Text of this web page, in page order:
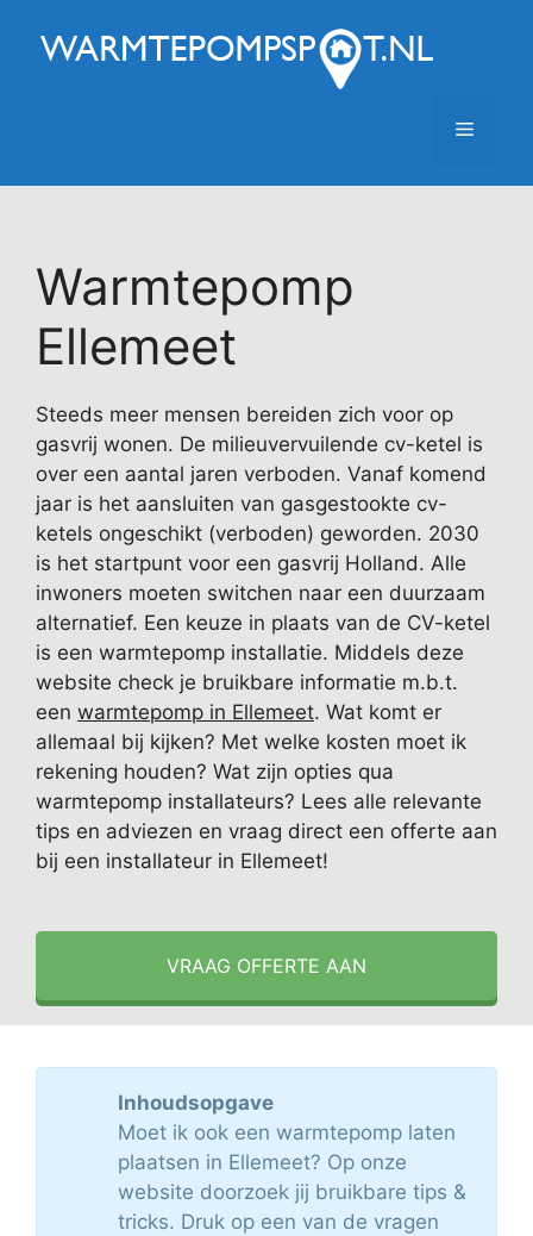
naar
Menu
Warmtepomp
Ellemeet
Steeds meer mensen bereiden zich voor op
gasvrij wonen. De milieuvervuilende cv-ketel is
over een aantal jaren verboden. Vanaf komend
jaar is het aansluiten van gasgestookte cv-
ketels ongeschikt (verboden) geworden. 2030
is het startpunt voor een gasvrij Holland. Alle
inwoners moeten switchen naar een duurzaam
alternatief. Een keuze in plaats van de CV-ketel
is een warmtepomp installatie. Middels deze
website check je bruikbare informatie m.b.t.
een warmtepomp in Ellemeet. Wat komt er
allemaal bij kijken? Met welke kosten moet ik
rekening houden? Wat zijn opties qua
warmtepomp installateurs? Lees alle relevante
tips en adviezen en vraag direct een offerte aan
bij een installateur in Ellemeet!
VRAAG OFFERTE AAN
Inhoudsopgave
Moet ik ook een warmtepomp laten
plaatsen in Ellemeet? Op onze
website doorzoek jij bruikbare tips &
tricks. Druk op een van de vragen